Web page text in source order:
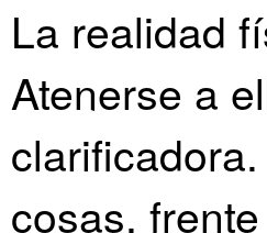
La realidad
Atenerse a
cosas,